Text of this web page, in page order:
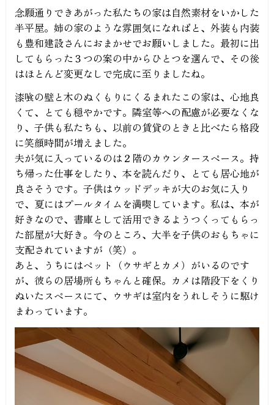
念願通りできあがった私たちの家は自然素材をいかした
半平屋。姉の家のような雰囲気になればと、外装も内装
も豊和建設さんにおまかせでお願いしました。最初に出
してもらった３つの案の中からひとつを選んで、その後
はほとんど変更なしで完成に至りましたね。
漆喰の壁と木のぬくもりにくるまれたこの家は、心地良
くて、とても穏やかです。隣室等への配慮が必要なくな
り、子供も私たちも、以前の賃貸のときと比べたら格段
に笑顔時間が増えました。
夫が気に入っているのは２階のカウンタースペース。持
ち帰った仕事をしたり、本を読んだり、とても居心地が
良さそうです。子供はウッドデッキが大のお気に入り
で、夏にはプールタイムを満喫しています。私は、本が
好きなので、書庫として活用できるようつくってもらっ
た部屋が大好き。今のところ、大半を子供のおもちゃに
支配されていますが（笑）。
あと、うちにはペット（ウサギとカメ）がいるのです
が、彼らの居場所もちゃんと確保。カメは階段下をくり
ぬいたスペースにて、ウサギは室内をうれしそうに駆け
まわっています。